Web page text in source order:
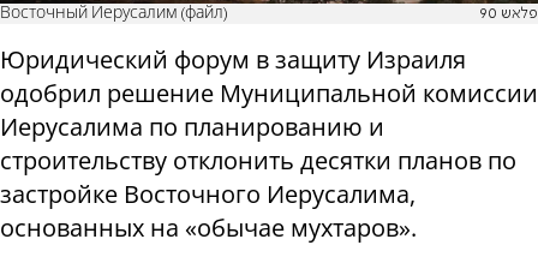
Восточный Иерусалим (файл) פלאש 90
Юридический форум в защиту Израиля
одобрил решение Муниципальной комиссии
Иерусалима по планированию и
строительству отклонить десятки планов по
застройке Восточного Иерусалима,
основанных на «обычае мухтаров».